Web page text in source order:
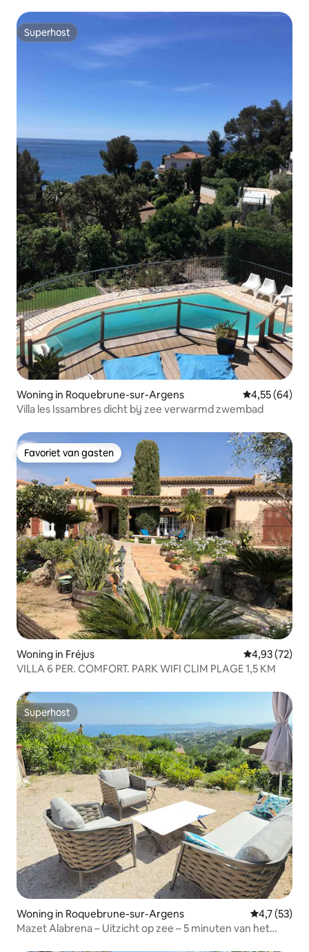
Superhost
Superhost
Woning in Roquebrune-sur-Argens Gemiddelde
4,55 (64)
Villa les Issambres dicht bij zee verwarmd zwembad
Favoriet van gasten
Favoriet van gasten
Woning in Fréjus Gemiddelde
4,93 (72)
VILLA 6 PER. COMFORT. PARK WIFI CLIM PLAGE 1,5 KM
Superhost
Superhost
Woning in Roquebrune-sur-Argens
4,7 (53)
Mazet Alabrena – Uitzicht op zee – 5 minuten van het